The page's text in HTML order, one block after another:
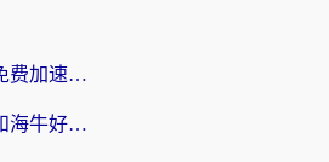
海外党必看：如何选对免费加速器，无缝访问国内资源不踩坑？
海外党必看：雷神手游和海牛好用吗？+3款热门加速器实测对比，附番茄加速器无缝回国指南